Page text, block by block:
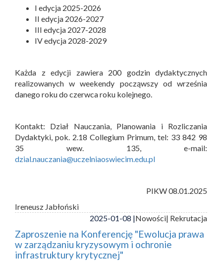
I edycja 2025-2026
II edycja 2026-2027
III edycja 2027-2028
IV edycja 2028-2029
Każda z edycji zawiera 200 godzin dydaktycznych
realizowanych w weekendy począwszy od września
danego roku do czerwca roku kolejnego.
Kontakt: Dział Nauczania, Planowania i Rozliczania
Dydaktyki, pok. 2.18 Collegium Primum, tel: 33 842 98
35 wew. 135, e-mail:
dzial.nauczania@uczelniaoswiecim.edu.pl
PIKW 08.01.2025
Ireneusz Jabłoński
2025-01-08 |Nowości| Rekrutacja
Zaproszenie na Konferencję "Ewolucja prawa
w zarządzaniu kryzysowym i ochronie
infrastruktury krytycznej"